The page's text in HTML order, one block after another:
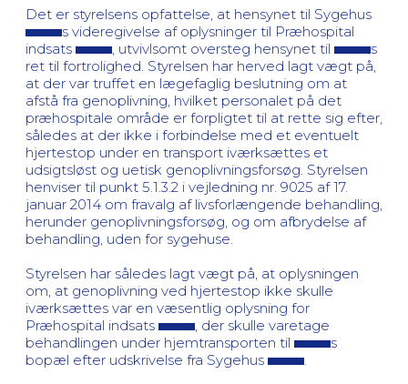
Det er styrelsens opfattelse, at hensynet til Sygehus
s videregivelse af oplysninger til Præhospital
indsats
, utvivlsomt oversteg hensynet til
s
ret til fortrolighed. Styrelsen har herved lagt vægt på,
at der var truffet en lægefaglig beslutning om at
afstå fra genoplivning, hvilket personalet på det
præhospitale område er forpligtet til at rette sig efter,
således at der ikke i forbindelse med et eventuelt
hjertestop under en transport iværksættes et
udsigtsløst og uetisk genoplivningsforsøg. Styrelsen
henviser til punkt 5.1.3.2 i vejledning nr. 9025 af 17.
januar 2014 om fravalg af livsforlængende behandling,
herunder genoplivningsforsøg, og om afbrydelse af
behandling, uden for sygehuse.
Styrelsen har således lagt vægt på, at oplysningen
om, at genoplivning ved hjertestop ikke skulle
iværksættes var en væsentlig oplysning for
Præhospital indsats
, der skulle varetage
behandlingen under hjemtransporten til
s
bopæl efter udskrivelse fra Sygehus